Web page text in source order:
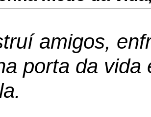
amigos,
porta da vida